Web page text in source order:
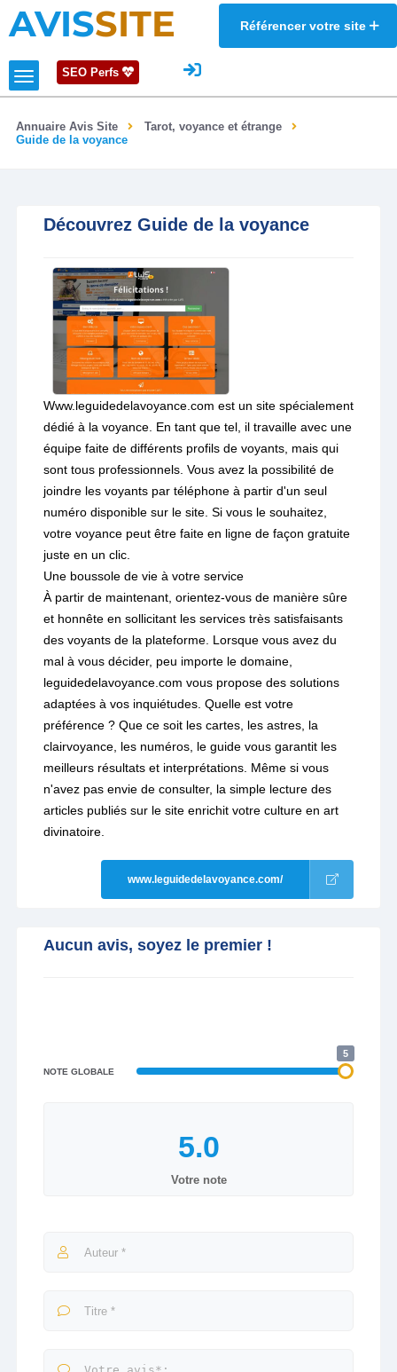
AVISSITE Référencer votre site
SEO Perfs
Annuaire Avis Site
Tarot, voyance et étrange
Guide de la voyance
Découvrez Guide de la voyance
Www.leguidedelavoyance.com est un site spécialement
dédié à la voyance. En tant que tel, il travaille avec une
équipe faite de différents profils de voyants, mais qui
sont tous professionnels. Vous avez la possibilité de
joindre les voyants par téléphone à partir d'un seul
numéro disponible sur le site. Si vous le souhaitez,
votre voyance peut être faite en ligne de façon gratuite
juste en un clic.
Une boussole de vie à votre service
À partir de maintenant, orientez-vous de manière sûre
et honnête en sollicitant les services très satisfaisants
des voyants de la plateforme. Lorsque vous avez du
mal à vous décider, peu importe le domaine,
leguidedelavoyance.com vous propose des solutions
adaptées à vos inquiétudes. Quelle est votre
préférence ? Que ce soit les cartes, les astres, la
clairvoyance, les numéros, le guide vous garantit les
meilleurs résultats et interprétations. Même si vous
n'avez pas envie de consulter, la simple lecture des
articles publiés sur le site enrichit votre culture en art
divinatoire.
www.leguidedelavoyance.com/
Aucun avis, soyez le premier !
NOTE GLOBALE
5
Votre note